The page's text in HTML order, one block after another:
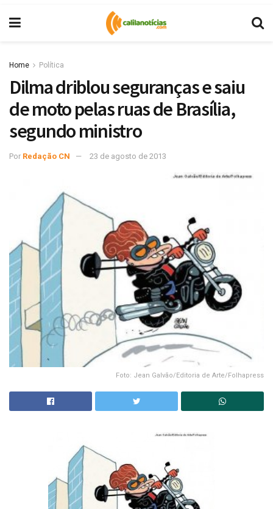
Home Política
Dilma driblou seguranças e saiu
de moto pelas ruas de Brasília,
segundo ministro
Por Redação CN 23 de agosto de 2013
Foto: Jean Galvão/Editoria de Arte/Folhapress